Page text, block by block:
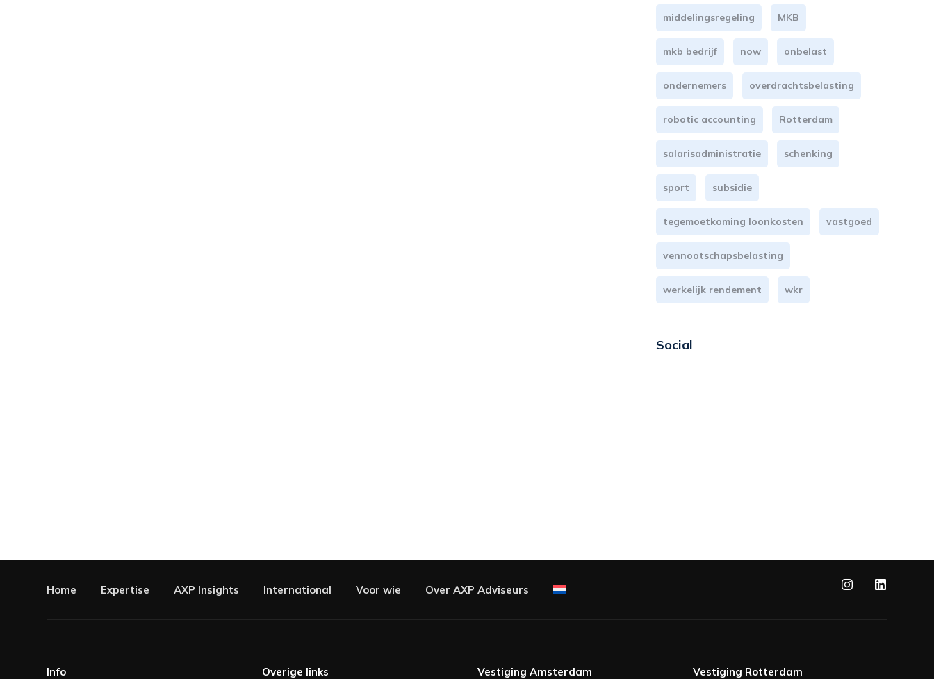
middelingsregeling MKB
mkb bedrijf now onbelast
ondernemers overdrachtsbelasting
robotic accounting Rotterdam
salarisadministratie schenking
sport subsidie
tegemoetkoming loonkosten vastgoed
vennootschapsbelasting
werkelijk rendement wkr
Social
Home Expertise AXP Insights International Voor wie Over AXP Adviseurs
Info Overige links Vestiging Amsterdam Vestiging Rotterdam